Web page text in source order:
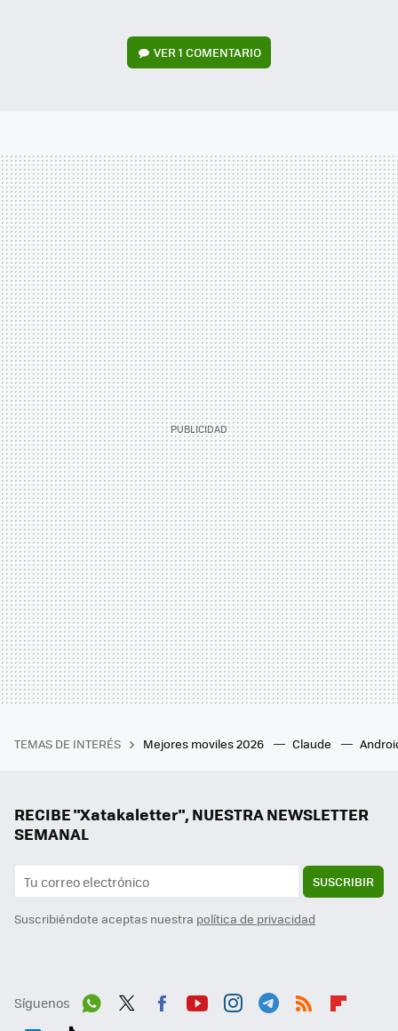
VER1 COMENTARIO
TEMAS DE INTERÉS Mejores moviles 2026 Claude
RECIBE "Xatakaletter", NUESTRA NEWSLETTER
SEMANAL
SUSCRIBIR
Suscribiéndote aceptas nuestra política de privacidad
Síguenos